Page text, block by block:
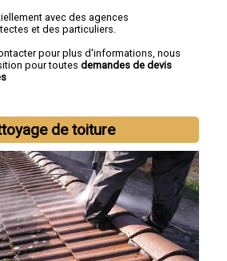
avec des agences
et des particuliers.
pour plus d'informations, nous
pour toutes demandes de devis
de toiture